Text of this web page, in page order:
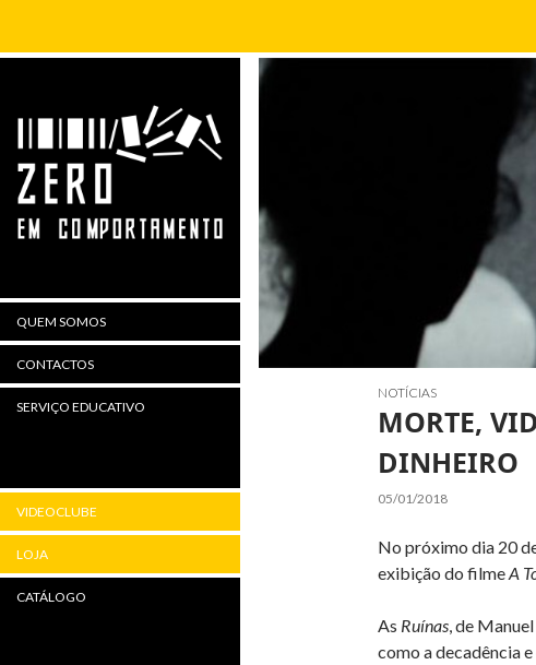
NOTÍCIAS
MORTE,
DINHEIRO
05/01/2018
No próximo dia 20
exibição do filmeA
As Ruínas, de
como a decadência
QUEM SOMOS
CONTACTOS
SERVIÇO EDUCATIVO
VIDEOCLUBE
LOJA
CATÁLOGO